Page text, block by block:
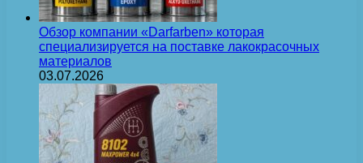
Обзор компании «Darfarben» которая
специализируется на поставке лакокрасочных
материалов
03.07.2026